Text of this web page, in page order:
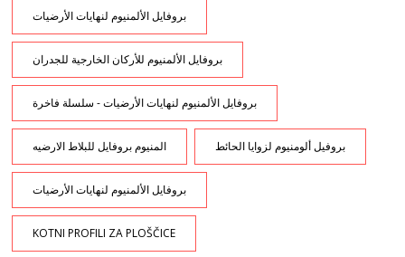
بروفايل الألمنيوم لنهايات الأرضيات
بروفايل الألمنيوم للأركان الخارجية للجدران
بروفايل الألمنيوم لنهايات الأرضيات - سلسلة فاخرة
المنيوم بروفايل للبلاط الارضيه بروفيل ألومنيوم لزوايا الحائط
بروفايل الألمنيوم لنهايات الأرضيات
KOTNI PROFILI ZA PLOŠČICE